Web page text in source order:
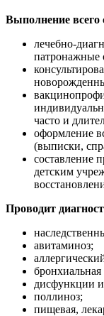
Выполнение всего
лечебно-
патронажные
часто и
оформление
(выписки,
составление
детским
Проводит
авитаминоз;
бронхиальная
дисфункции
поллиноз;
пищевая,